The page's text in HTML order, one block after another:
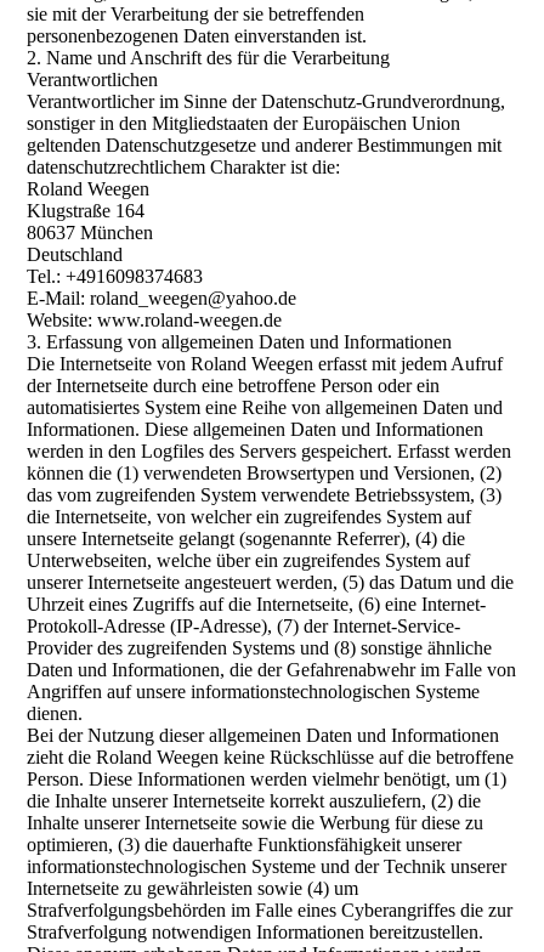
sie mit der Verarbeitung der sie betreffenden
personenbezogenen Daten einverstanden ist.
2. Name und Anschrift des für die Verarbeitung
Verantwortlichen
Verantwortlicher im Sinne der Datenschutz-Grundverordnung,
sonstiger in den Mitgliedstaaten der Europäischen Union
geltenden Datenschutzgesetze und anderer Bestimmungen mit
datenschutzrechtlichem Charakter ist die:
Roland Weegen
Klugstraße 164
80637 München
Deutschland
Tel.: +4916098374683
E-Mail: roland_weegen@yahoo.de
Website: www.roland-weegen.de
3. Erfassung von allgemeinen Daten und Informationen
Die Internetseite von Roland Weegen erfasst mit jedem Aufruf
der Internetseite durch eine betroffene Person oder ein
automatisiertes System eine Reihe von allgemeinen Daten und
Informationen. Diese allgemeinen Daten und Informationen
werden in den Logfiles des Servers gespeichert. Erfasst werden
können die (1) verwendeten Browsertypen und Versionen, (2)
das vom zugreifenden System verwendete Betriebssystem, (3)
die Internetseite, von welcher ein zugreifendes System auf
unsere Internetseite gelangt (sogenannte Referrer), (4) die
Unterwebseiten, welche über ein zugreifendes System auf
unserer Internetseite angesteuert werden, (5) das Datum und die
Uhrzeit eines Zugriffs auf die Internetseite, (6) eine Internet-
Protokoll-Adresse (IP-Adresse), (7) der Internet-Service-
Provider des zugreifenden Systems und (8) sonstige ähnliche
Daten und Informationen, die der Gefahrenabwehr im Falle von
Angriffen auf unsere informationstechnologischen Systeme
dienen.
Bei der Nutzung dieser allgemeinen Daten und Informationen
zieht die Roland Weegen keine Rückschlüsse auf die betroffene
Person. Diese Informationen werden vielmehr benötigt, um (1)
die Inhalte unserer Internetseite korrekt auszuliefern, (2) die
Inhalte unserer Internetseite sowie die Werbung für diese zu
optimieren, (3) die dauerhafte Funktionsfähigkeit unserer
informationstechnologischen Systeme und der Technik unserer
Internetseite zu gewährleisten sowie (4) um
Strafverfolgungsbehörden im Falle eines Cyberangriffes die zur
Strafverfolgung notwendigen Informationen bereitzustellen.